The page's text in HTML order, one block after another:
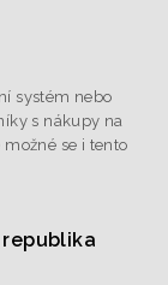
systém nebo
s nákupy na
se i tento
republika